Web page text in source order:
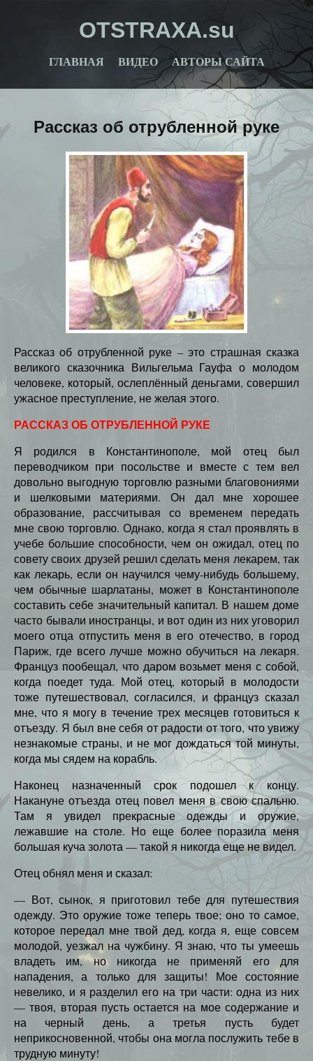
OTSTRAXA.su
ГЛАВНАЯ ВИДЕО АВТОРЫ САЙТА
Рассказ об отрубленной руке
Рассказ об отрубленной руке – это страшная сказка
великого сказочника Вильгельма Гауфа о молодом
человеке, который, ослеплённый деньгами, совершил
ужасное преступление, не желая этого.
РАССКАЗ ОБ ОТРУБЛЕННОЙ РУКЕ
Я родился в Константинополе, мой отец был
переводчиком при посольстве и вместе с тем вел
довольно выгодную торговлю разными благовониями
и шелковыми материями. Он дал мне хорошее
образование, рассчитывая со временем передать
мне свою торговлю. Однако, когда я стал проявлять в
учебе большие способности, чем он ожидал, отец по
совету своих друзей решил сделать меня лекарем, так
как лекарь, если он научился чему-нибудь большему,
чем обычные шарлатаны, может в Константинополе
составить себе значительный капитал. В нашем доме
часто бывали иностранцы, и вот один из них уговорил
моего отца отпустить меня в его отечество, в город
Париж, где всего лучше можно обучиться на лекаря.
Француз пообещал, что даром возьмет меня с собой,
когда поедет туда. Мой отец, который в молодости
тоже путешествовал, согласился, и француз сказал
мне, что я могу в течение трех месяцев готовиться к
отъезду. Я был вне себя от радости от того, что увижу
незнакомые страны, и не мог дождаться той минуты,
когда мы сядем на корабль.
Наконец назначенный срок подошел к концу.
Накануне отъезда отец повел меня в свою спальню.
Там я увидел прекрасные одежды и оружие,
лежавшие на столе. Но еще более поразила меня
большая куча золота — такой я никогда еще не видел.
Отец обнял меня и сказал:
— Вот, сынок, я приготовил тебе для путешествия
одежду. Это оружие тоже теперь твое; оно то самое,
которое передал мне твой дед, когда я, еще совсем
молодой, уезжал на чужбину. Я знаю, что ты умеешь
владеть им, но никогда не применяй его для
нападения, а только для защиты! Мое состояние
невелико, и я разделил его на три части: одна из них
— твоя, вторая пусть остается на мое содержание и
на черный день, а третья пусть будет
неприкосновенной, чтобы она могла послужить тебе в
трудную минуту!